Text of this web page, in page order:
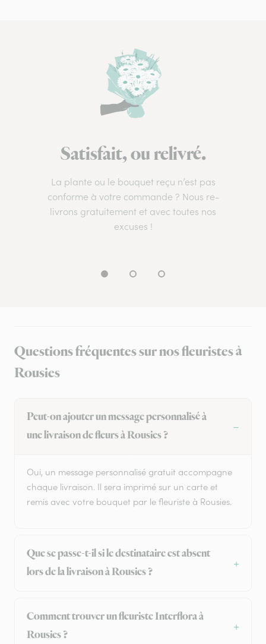
Satisfait, ou relivré.
La plante ou le bouquet reçu n’est pas
conforme à votre commande ? Nous re-
livrons gratuitement et avec toutes nos
excuses !
Questions fréquentes sur nos fleuristes à
Rousies
Peut-on ajouter un message personnalisé à
une livraison de fleurs à Rousies ?
Oui, un message personnalisé gratuit accompagne
chaque livraison. Il sera imprimé sur un carte et
remis avec votre bouquet par le fleuriste à Rousies.
Que se passe-t-il si le destinataire est absent
lors de la livraison à Rousies ?
Comment trouver un fleuriste Interflora à
Rousies ?